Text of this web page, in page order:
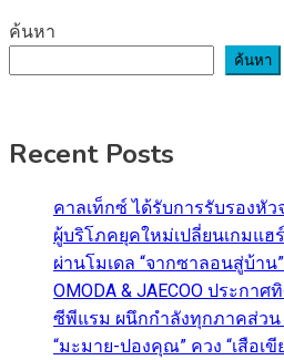
ค้นหา
ค้นหา
Recent Posts
คาลเท็กซ์ ได้รับการรับรองหั
ผู้บริโภคยุคใหม่เปลี่ยนเกมแฮ
ผ่านโมเดล “จากซาลอนสู่บ้าน”
OMODA & JAECOO ประกา
ซีพีแรม ผนึกกำลังทุกภาคส่วน
“มะมาย-ปองคุณ” ควง “เสือ